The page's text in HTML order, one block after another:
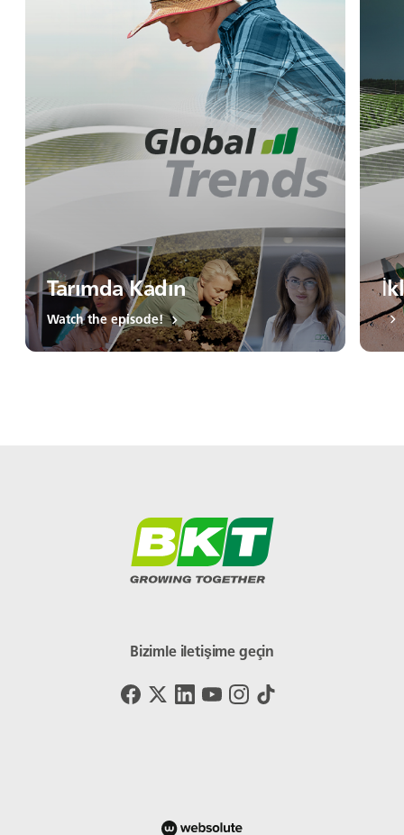
Tarımda Kadın
Watch the episode!
Bizimle iletişime geçin